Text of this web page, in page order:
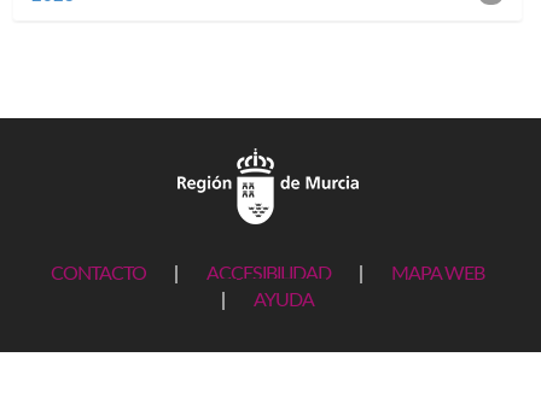
CONTACTO ACCESIBILIDAD
MAPA WEB
AYUDA